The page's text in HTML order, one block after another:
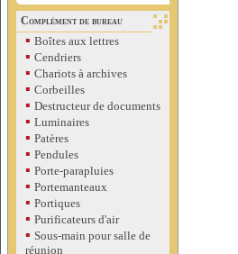
Complément de bureau
▪ Boîtes aux lettres
▪ Cendriers
▪ Chariots à archives
▪ Corbeilles
▪ Destructeur de documents
▪ Luminaires
▪ Patères
▪ Pendules
▪ Porte-parapluies
▪ Portemanteaux
▪ Portiques
▪ Purificateurs d'air
▪ Sous-main pour salle de
réunion